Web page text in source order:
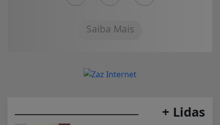
Saiba Mais
+ Lidas